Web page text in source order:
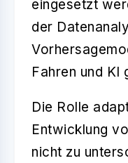
eingesetzt
der
Fahren und KI
Die Rolle
Entwicklung
nicht zu